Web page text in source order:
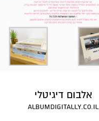
אלבום דיגיטלי
albumdigitally.co.il